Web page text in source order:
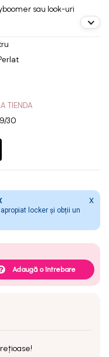
sau look-uri
TIENDA
30
locker și obții un
X
Adaugă o întrebare